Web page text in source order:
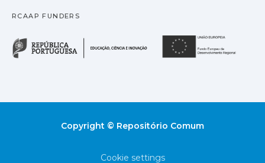
RCAAP FUNDERS
República Portuguesa
Copyright © Repositório Comum
Cookie settings